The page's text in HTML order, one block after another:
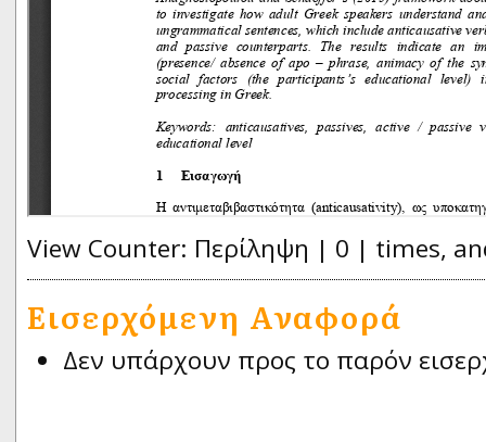
View Counter: Περίληψη | 0 | times,
Εισερχόμενη Αναφορά
Δεν υπάρχουν προς το παρόν